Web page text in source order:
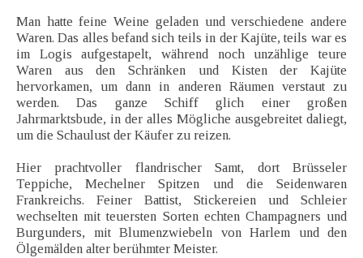
Man hatte feine Weine geladen und verschiedene andere
Waren. Das alles befand sich teils in der Kajüte, teils war es
im Logis aufgestapelt, während noch unzählige teure
Waren aus den Schränken und Kisten der Kajüte
hervorkamen, um dann in anderen Räumen verstaut zu
werden. Das ganze Schiff glich einer großen
Jahrmarktsbude, in der alles Mögliche ausgebreitet daliegt,
um die Schaulust der Käufer zu reizen.
Hier prachtvoller flandrischer Samt, dort Brüsseler
Teppiche, Mechelner Spitzen und die Seidenwaren
Frankreichs. Feiner Battist, Stickereien und Schleier
wechselten mit teuersten Sorten echten Champagners und
Burgunders, mit Blumenzwiebeln von Harlem und den
Ölgemälden alter berühmter Meister.